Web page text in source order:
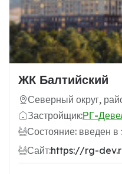
ЖК Балтийский
Северный округ,
Застройщик:РГ-
Состояние: введен в
Сайт:https://rg-